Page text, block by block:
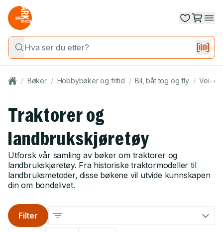
/ Bøker / Hobbybøker og fritid / Bil, båt tog og fly / Vei-
Traktorer og
landbrukskjøretøy
Utforsk vår samling av bøker om traktorer og
landbrukskjøretøy. Fra historiske traktormodeller til
landbruksmetoder, disse bøkene vil utvide kunnskapen
din om bondelivet.
Filter